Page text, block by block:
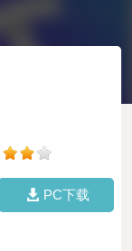
PC下载